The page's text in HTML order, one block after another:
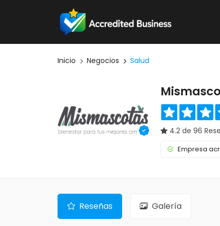
Inicio Negocios Salud
4.2 de 96
Empresa
Reseñas Galería